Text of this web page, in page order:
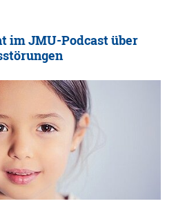
im JMU-Podcast über